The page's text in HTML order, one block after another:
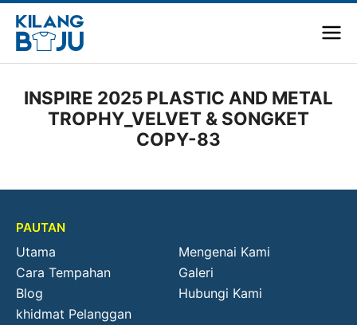
INSPIRE 2025 PLASTIC AND METAL
TROPHY_VELVET & SONGKET
COPY-83
PAUTAN
Utama
Mengenai Kami
Cara Tempahan
Galeri
Blog
Hubungi Kami
khidmat Pelanggan